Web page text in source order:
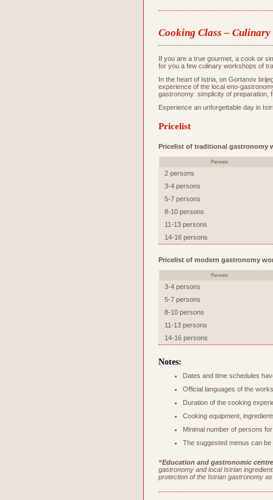
Cooking Class – Culinary
If you are a true gourmet, a cook or
for you a few culinary workshops of
In the heart of Istria, on Gortanov
experience of the local eno-
gastronomy: simplicity of preparation,
Experience an unforgettable day in
Pricelist
Pricelist of traditional gastronomy
Persons
2 persons
3-4 persons
5-7 persons
8-10 persons
11-13 persons
14-16 persons
Pricelist of modern gastronomy
Persons
3-4 persons
5-7 persons
8-10 persons
11-13 persons
14-16 persons
Notes:
Dates and time schedules
Official languages of the
Duration of the cooking
Cooking equipment,
Minimal number of persons
The suggested menus can
“Education and gastronomic
gastronomy and local Istrian
protection of the Istrian gastronomy